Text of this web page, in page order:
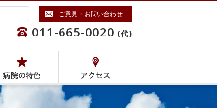
ご意見・お問い合わせ
011-665-0020 (代)